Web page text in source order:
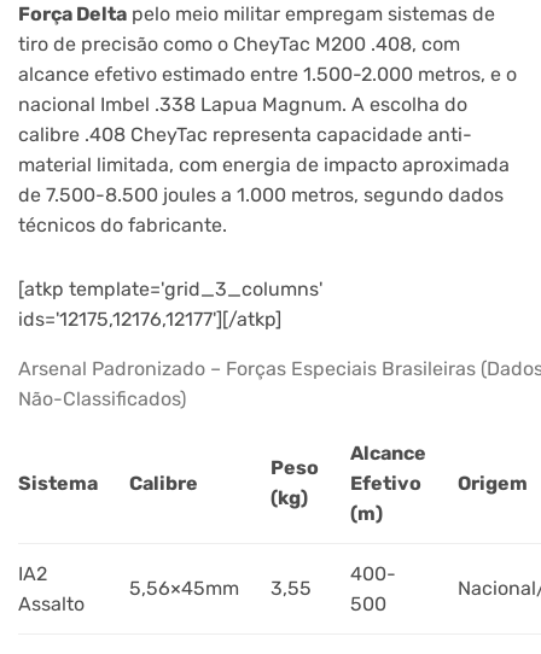
Força Delta pelo meio militar empregam sistemas de
tiro de precisão como o CheyTac M200 .408, com
alcance efetivo estimado entre 1.500-2.000 metros, e o
nacional Imbel .338 Lapua Magnum. A escolha do
calibre .408 CheyTac representa capacidade anti-
material limitada, com energia de impacto aproximada
de 7.500-8.500 joules a 1.000 metros, segundo dados
técnicos do fabricante.
[atkp template='grid_3_columns'
ids='12175,12176,12177'][/atkp]
Arsenal Padronizado – Forças Especiais Brasileiras
Não-Classificados)
Sistema Calibre
Peso
(kg)
Alcance
Efetivo
(m)
Origem
IA2
Assalto
5,56×45mm 3,55
400-
500